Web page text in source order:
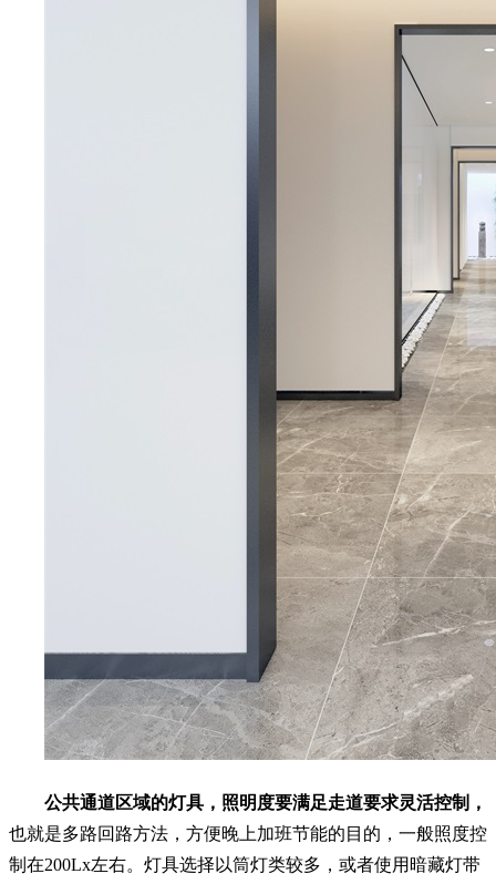
公共通道区域的灯具，照明度要满足走道要求灵活控制，
也就是多路回路方法，方便晚上加班节能的目的，一般照度控
制在200Lx左右。灯具选择以筒灯类较多，或者使用暗藏灯带